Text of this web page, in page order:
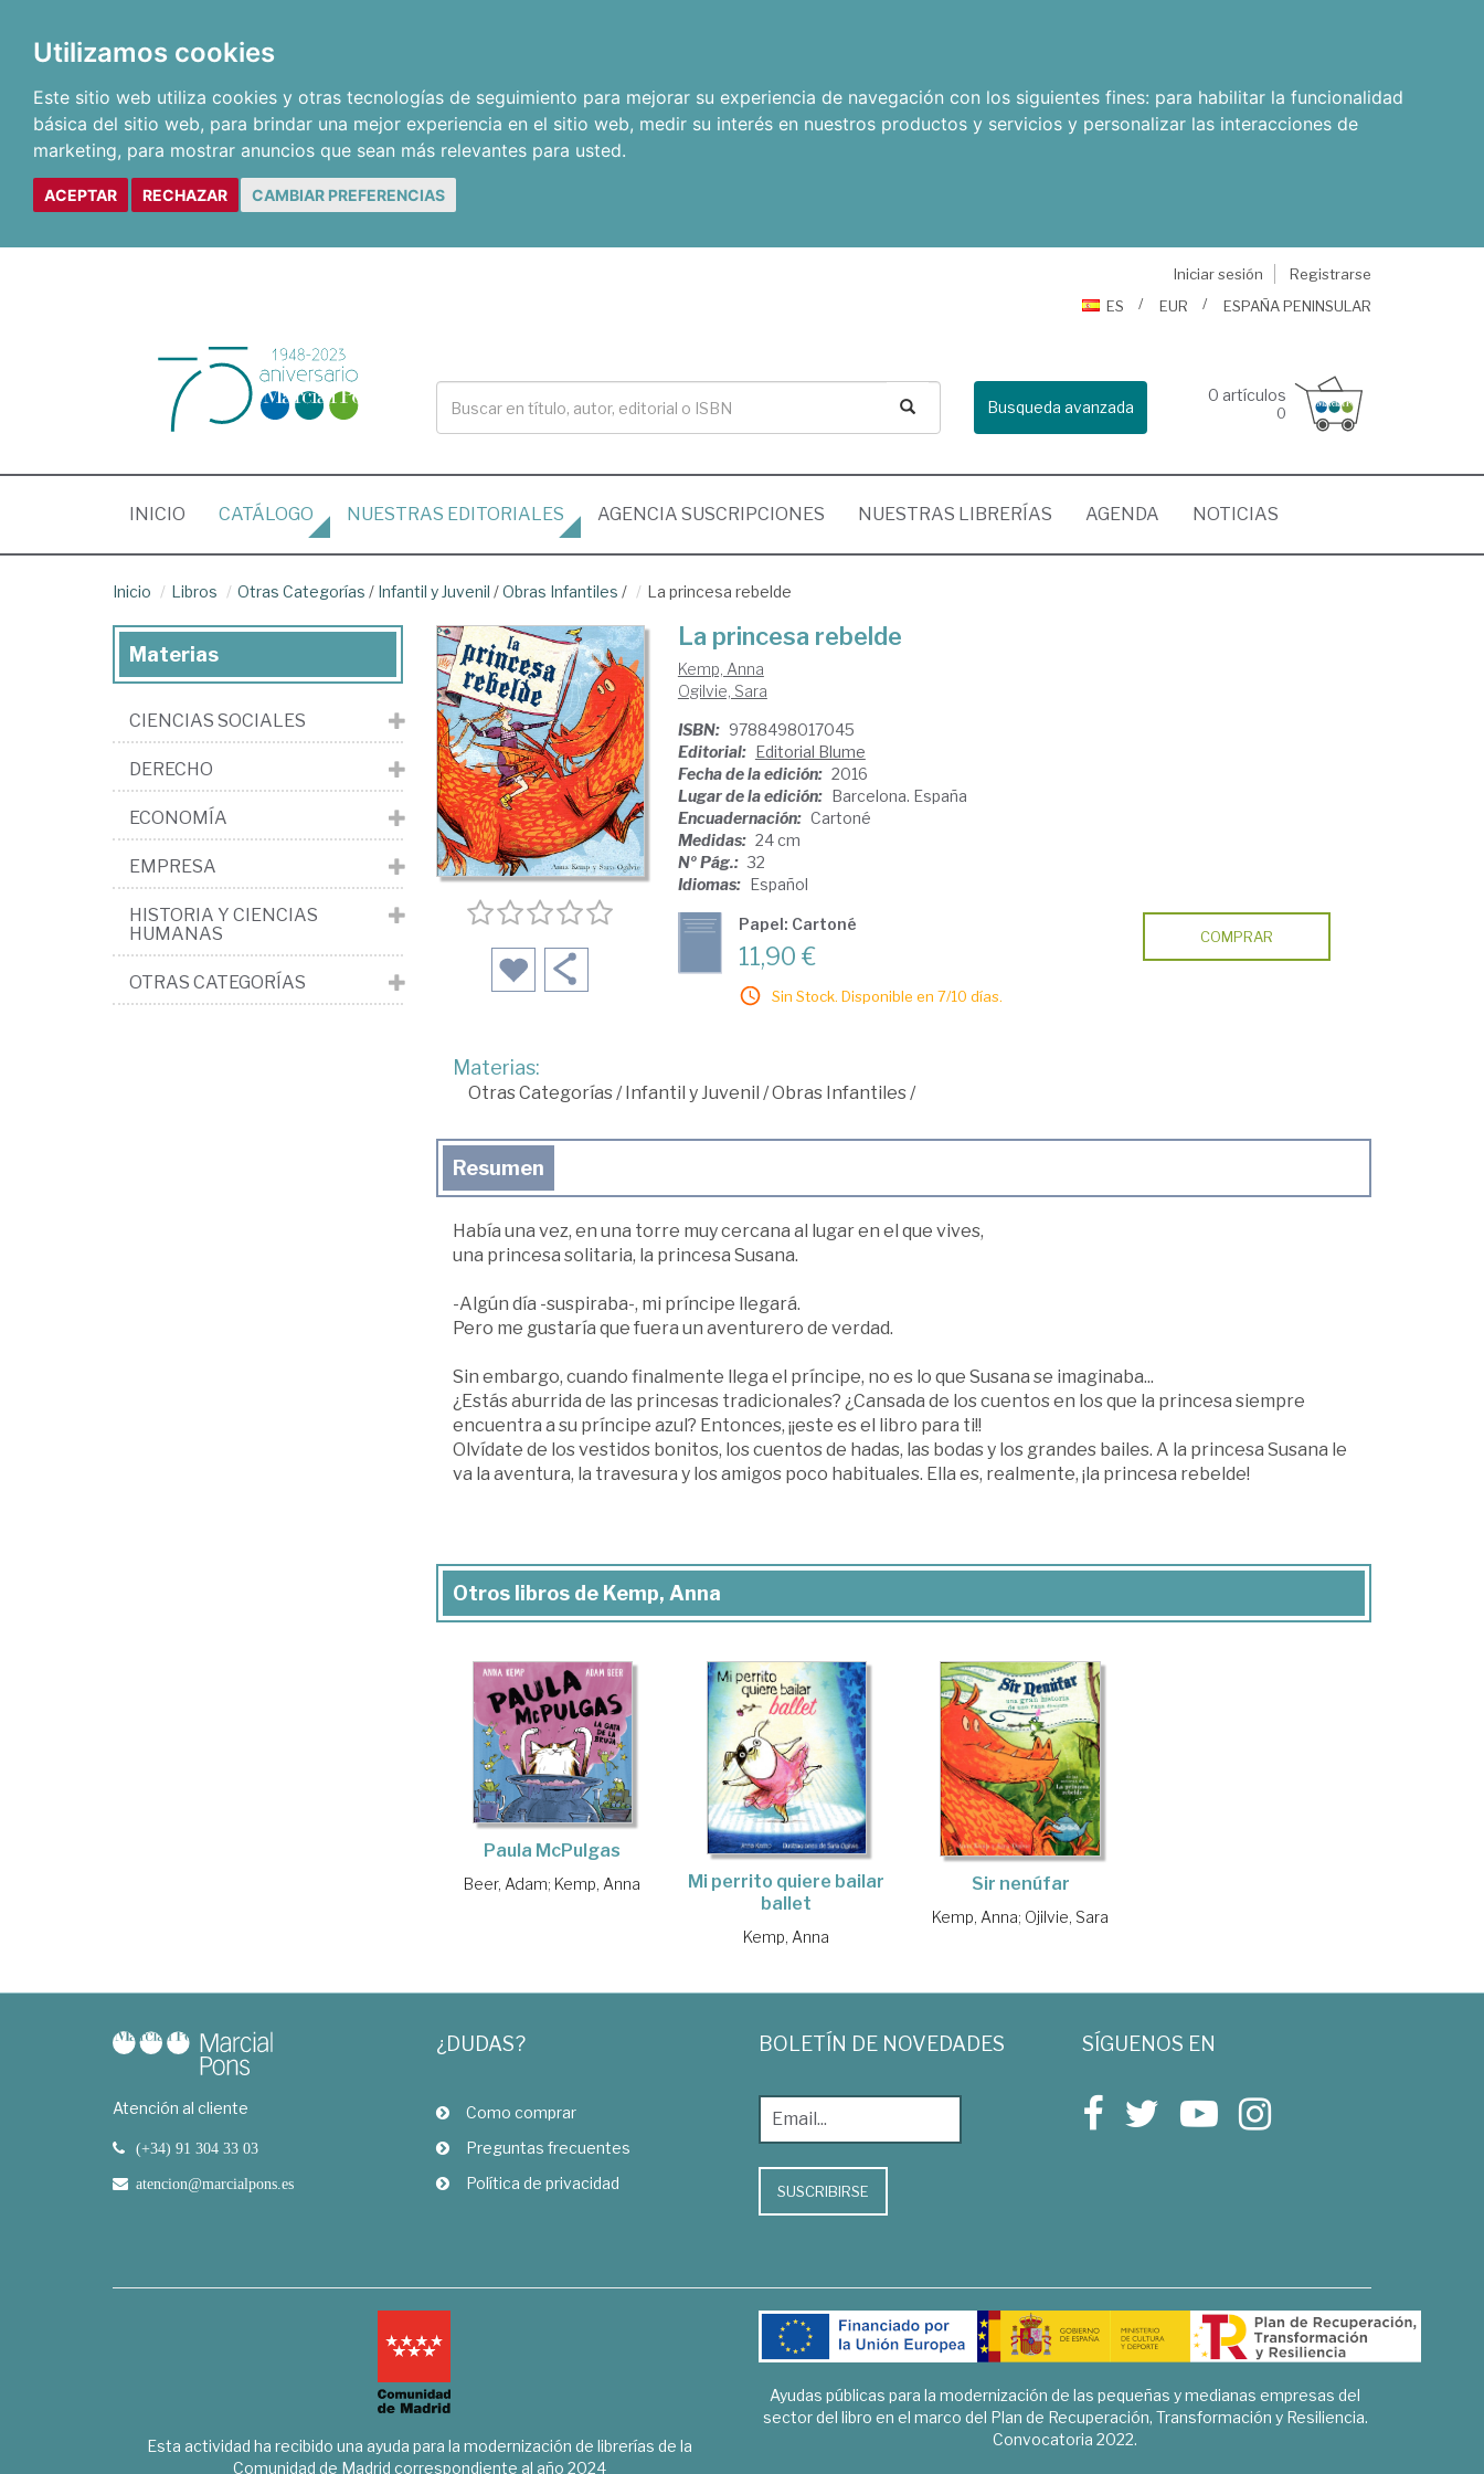
Utilizamos cookies
Este sitio web utiliza cookies y otras tecnologías de seguimiento para mejorar su experiencia de navegación con los siguientes fines: para habilitar la funcionalidad
básica del sitio web, para brindar una mejor experiencia en el sitio web, medir su interés en nuestros productos y servicios y personalizar las interacciones de
marketing, para mostrar anuncios que sean más relevantes para usted.
ACEPTAR RECHAZAR CAMBIAR PREFERENCIAS
Iniciar sesión
Registrarse
ES
EUR ESPAÑA PENINSULAR
Busqueda avanzada
0 artículos
0
INICIO (CURRENT)
CATÁLOGO NUESTRAS EDITORIALES AGENCIA SUSCRIPCIONES NUESTRAS LIBRERÍAS AGENDA NOTICIAS
Inicio Libros Otras Categorías / Infantil y Juvenil /Obras Infantiles / La princesa rebelde
La princesa rebelde
Kemp, Anna
Ogilvie, Sara
ISBN: 9788498017045
Editorial: Editorial Blume
Fecha de la edición: 2016
Lugar de la edición: Barcelona. España
Encuadernación: Cartoné
Medidas: 24 cm
Nº Pág.: 32
Idiomas: Español
Papel: Cartoné
11,90 €
Sin Stock. Disponible en 7/10 días.
COMPRAR
Materias:
Otras Categorías/Infantil y Juvenil /Obras Infantiles/
Resumen
Había una vez, en una torre muy cercana al lugar en el que vives,
una princesa solitaria, la princesa Susana.
-Algún día -suspiraba-, mi príncipe llegará.
Pero me gustaría que fuera un aventurero de verdad.
Sin embargo, cuando finalmente llega el príncipe, no es lo que Susana se imaginaba...
¿Estás aburrida de las princesas tradicionales? ¿Cansada de los cuentos en los que la princesa siempre
encuentra a su príncipe azul? Entonces, ¡¡este es el libro para ti!!
Olvídate de los vestidos bonitos, los cuentos de hadas, las bodas y los grandes bailes. A la princesa Susana le
va la aventura, la travesura y los amigos poco habituales. Ella es, realmente, ¡la princesa rebelde!
Otros libros de Kemp, Anna
Paula McPulgas
Beer, Adam; Kemp, Anna
Mi perrito quiere bailar
ballet
Kemp, Anna
Sir nenúfar
Kemp, Anna; Ojilvie, Sara
Materias
CIENCIAS SOCIALES
DERECHO
ECONOMÍA
EMPRESA
HISTORIA Y CIENCIAS
HUMANAS
OTRAS CATEGORÍAS
Atención al cliente
(+34) 91 304 33 03
atencion@marcialpons.es
¿DUDAS?
Como comprar
Preguntas frecuentes
Política de privacidad
BOLETÍN DE NOVEDADES
SUSCRIBIRSE
SÍGUENOS EN
Esta actividad ha recibido una ayuda para la modernización de librerías de la
Comunidad de Madrid correspondiente al año 2024
Ayudas públicas para la modernización de las pequeñas y medianas empresas del
sector del libro en el marco del Plan de Recuperación, Transformación y Resiliencia.
Convocatoria 2022.